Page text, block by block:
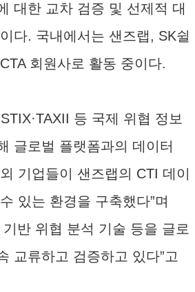
대한 교차 검증 및 선제적 대
다. 국내에서는 샌즈랩, SK쉴
회원사로 활동 중이다.
등 국제 위협 정보
글로벌 플랫폼과의 데이터
기업들이 샌즈랩의 CTI 데이
있는 환경을 구축했다”며
반 위협 분석 기술 등을 글로
교류하고 검증하고 있다”고